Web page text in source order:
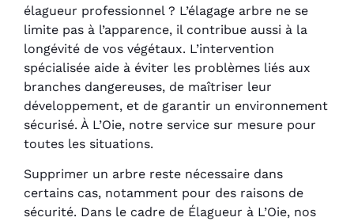
élagueur professionnel ? L’élagage arbre ne se
limite pas à l’apparence, il contribue aussi à la
longévité de vos végétaux. L’intervention
spécialisée aide à éviter les problèmes liés aux
branches dangereuses, de maîtriser leur
développement, et de garantir un environnement
sécurisé. À L’Oie, notre service sur mesure pour
toutes les situations.
Supprimer un arbre reste nécessaire dans
certains cas, notamment pour des raisons de
sécurité. Dans le cadre de Élagueur à L’Oie, nos